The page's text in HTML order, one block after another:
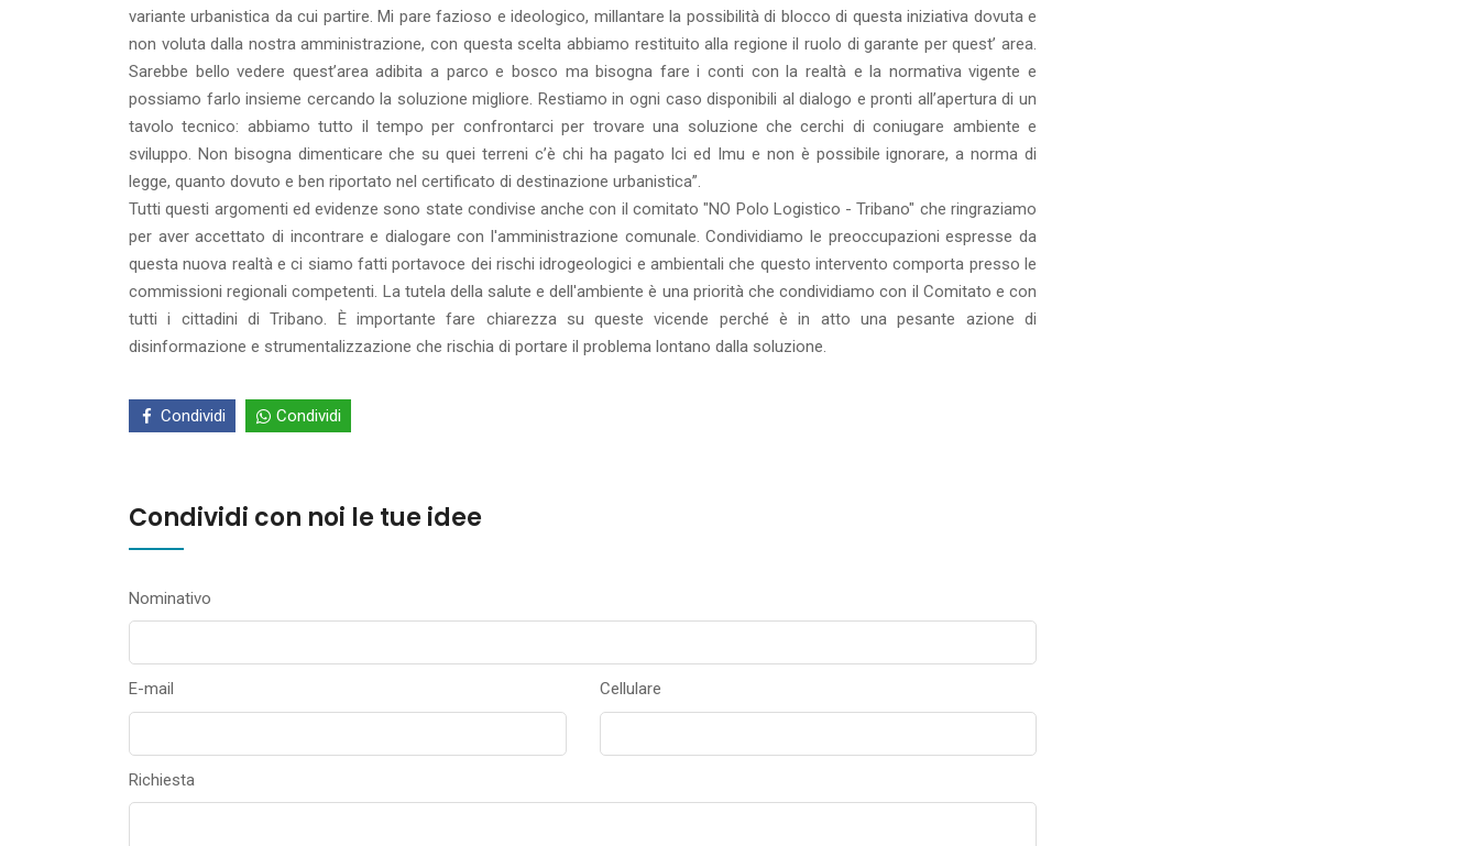
variante urbanistica da cui partire. Mi pare fazioso e ideologico, millantare la possibilità di blocco di questa iniziativa dovuta e
non voluta dalla nostra amministrazione, con questa scelta abbiamo restituito alla regione il ruolo di garante per quest’ area.
Sarebbe bello vedere quest’area adibita a parco e bosco ma bisogna fare i conti con la realtà e la normativa vigente e
possiamo farlo insieme cercando la soluzione migliore. Restiamo in ogni caso disponibili al dialogo e pronti all’apertura di un
tavolo tecnico: abbiamo tutto il tempo per confrontarci per trovare una soluzione che cerchi di coniugare ambiente e
sviluppo. Non bisogna dimenticare che su quei terreni c’è chi ha pagato Ici ed Imu e non è possibile ignorare, a norma di
legge, quanto dovuto e ben riportato nel certificato di destinazione urbanistica”.
Tutti questi argomenti ed evidenze sono state condivise anche con il comitato "NO Polo Logistico - Tribano" che ringraziamo
per aver accettato di incontrare e dialogare con l'amministrazione comunale. Condividiamo le preoccupazioni espresse da
questa nuova realtà e ci siamo fatti portavoce dei rischi idrogeologici e ambientali che questo intervento comporta presso le
commissioni regionali competenti. La tutela della salute e dell'ambiente è una priorità che condividiamo con il Comitato e con
tutti i cittadini di Tribano. È importante fare chiarezza su queste vicende perché è in atto una pesante azione di
disinformazione e strumentalizzazione che rischia di portare il problema lontano dalla soluzione.
Condividi Condividi
Condividi con noi le tue idee
Nominativo
E-mail Cellulare
Richiesta